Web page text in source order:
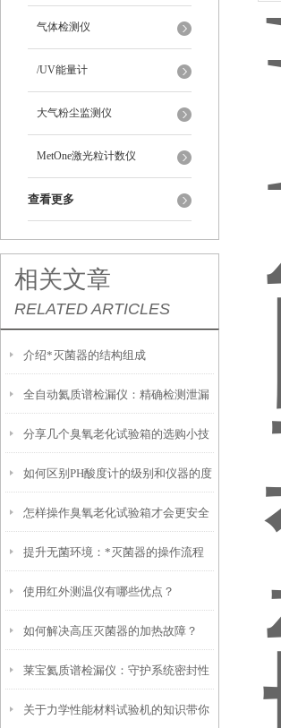
气体检测仪
/UV能量计
大气粉尘监测仪
MetOne激光粒计数仪
查看更多
相关文章
RELATED ARTICLES
介绍*灭菌器的结构组成
全自动氦质谱检漏仪：精确检测泄漏
的未来技术
分享几个臭氧老化试验箱的选购小技
巧
如何区别PH酸度计的级别和仪器的度
怎样操作臭氧老化试验箱才会更安全
提升无菌环境：*灭菌器的操作流程
与安全性
使用红外测温仪有哪些优点？
如何解决高压灭菌器的加热故障？
莱宝氦质谱检漏仪：守护系统密封性
的忠诚卫士
关于力学性能材料试验机的知识带你